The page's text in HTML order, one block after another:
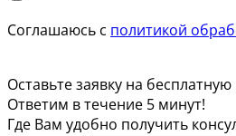
Соглашаюсь с политикой
Оставьте заявку на
Ответим в течение 5 минут!
Где Вам удобно получить